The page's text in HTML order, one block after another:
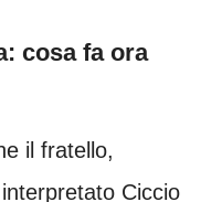
cosa fa ora
il fratello,
Ciccio